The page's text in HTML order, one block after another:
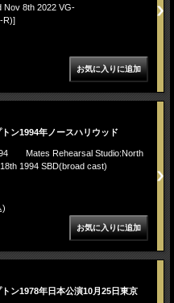
Nov 8th 2022 VG-
R)]
ン1994年ノースハリウッド
Mates Rehearsal Studio:North
1994 SBD(broad cast)
)
トン1978年日本公演10月25日東京